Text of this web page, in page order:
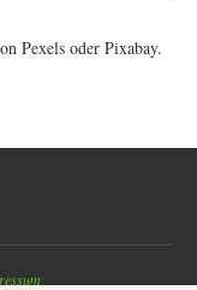
Pexels oder Pixabay.